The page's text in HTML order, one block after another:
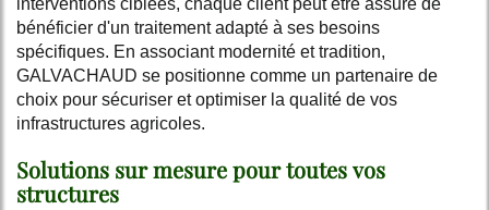
interventions ciblées, chaque client peut être assuré de
bénéficier d'un traitement adapté à ses besoins
spécifiques. En associant modernité et tradition,
GALVACHAUD se positionne comme un partenaire de
choix pour sécuriser et optimiser la qualité de vos
infrastructures agricoles.
Solutions sur mesure pour toutes vos
structures